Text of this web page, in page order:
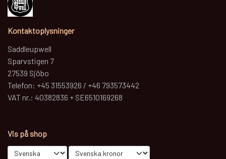
Kontaktoplysninger
Saddleupwell
Sparvstigen 7
27539 Sjöbo
Telefon: +45 31553926 / +46 793573442
VAT nr.: 40382836 + SE6510169268
Vis på shop